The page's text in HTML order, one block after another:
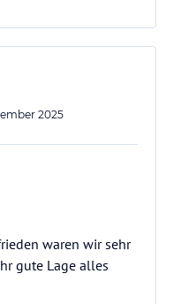
2025
waren wir sehr
gute Lage alles